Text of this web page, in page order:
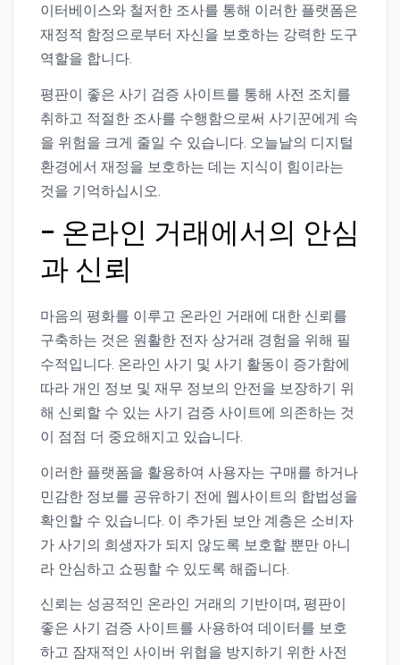
이터베이스와 철저한 조사를 통해 이러한 플랫폼은
재정적 함정으로부터 자신을 보호하는 강력한 도구
역할을 합니다.
평판이 좋은 사기 검증 사이트를 통해 사전 조치를
취하고 적절한 조사를 수행함으로써 사기꾼에게 속
을 위험을 크게 줄일 수 있습니다. 오늘날의 디지털
환경에서 재정을 보호하는 데는 지식이 힘이라는
것을 기억하십시오.
– 온라인 거래에서의 안심
과 신뢰
마음의 평화를 이루고 온라인 거래에 대한 신뢰를
구축하는 것은 원활한 전자 상거래 경험을 위해 필
수적입니다. 온라인 사기 및 사기 활동이 증가함에
따라 개인 정보 및 재무 정보의 안전을 보장하기 위
해 신뢰할 수 있는 사기 검증 사이트에 의존하는 것
이 점점 더 중요해지고 있습니다.
이러한 플랫폼을 활용하여 사용자는 구매를 하거나
민감한 정보를 공유하기 전에 웹사이트의 합법성을
확인할 수 있습니다. 이 추가된 보안 계층은 소비자
가 사기의 희생자가 되지 않도록 보호할 뿐만 아니
라 안심하고 쇼핑할 수 있도록 해줍니다.
신뢰는 성공적인 온라인 거래의 기반이며, 평판이
좋은 사기 검증 사이트를 사용하여 데이터를 보호
하고 잠재적인 사이버 위협을 방지하기 위한 사전